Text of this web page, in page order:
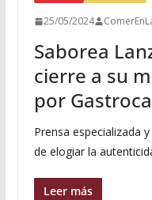
25/05/2024
Saborea
cierre a su
por
Prensa especializada
de elogiar la
Leer más